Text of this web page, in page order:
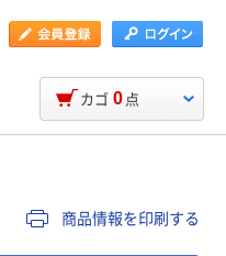
カゴ 0 点
商品情報を印刷する